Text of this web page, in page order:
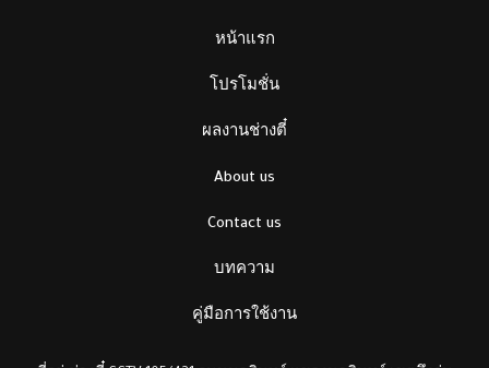
หน้าแรก
โปรโมชั่น
ผลงานช่างตี๋
About us
Contact us
บทความ
คู่มือการใช้งาน